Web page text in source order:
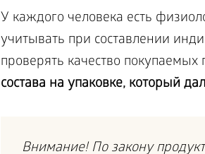
У каждого человека есть
учитывать при составлении
проверять качество покупаемых
состава на упаковке, который
Внимание! По закону